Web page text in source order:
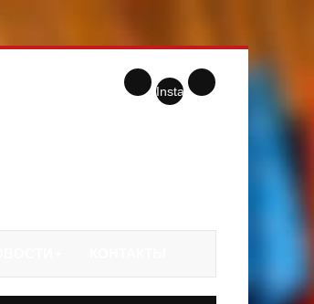
Instagram